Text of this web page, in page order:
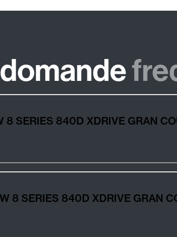
SERIES 840D XDRIVE GRAN
8 SERIES 840D XDRIVE GRAN